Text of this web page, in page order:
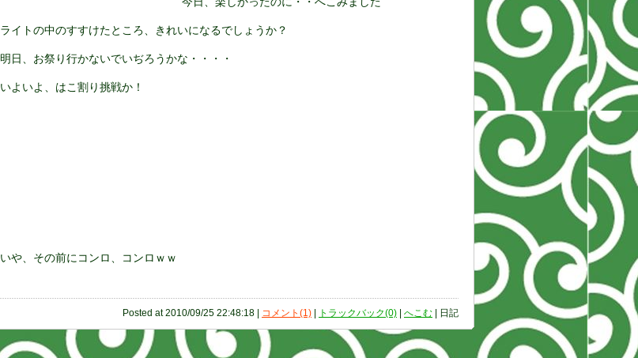
ライトの中のすすけたところ、きれいになるでしょうか？
明日、お祭り行かないでいぢろうかな・・・・
いよいよ、はこ割り挑戦か！
いや、その前にコンロ、コンロｗｗ
Posted at 2010/09/25 22:48:18 | コメント(1) トラックバック(0) へこむ | 日記